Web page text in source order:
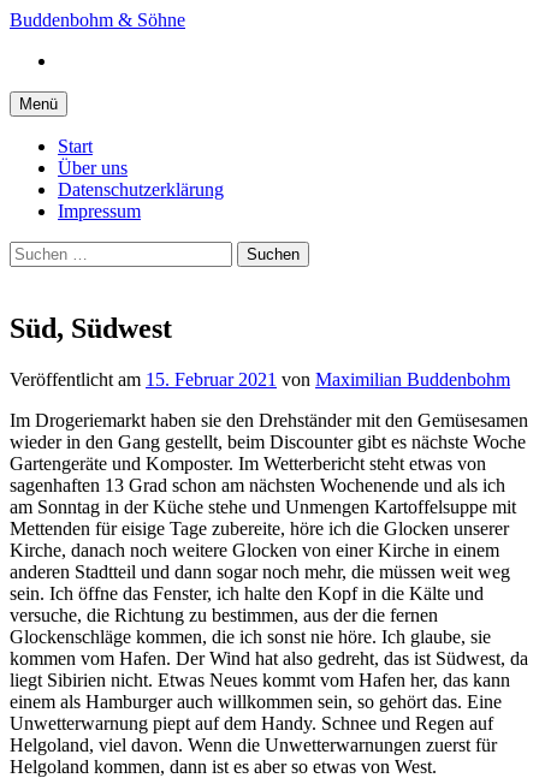
Springe
Inhalt
Buddenbohm & Söhne
Menü
Start
Über uns
Datenschutzerklärung
Impressum
Suchen
nach:
Süd, Südwest
Veröffentlicht am 15. Februar 2021 von Maximilian Buddenbohm
Im Drogeriemarkt haben sie den Drehständer mit den Gemüsesamen
wieder in den Gang gestellt, beim Discounter gibt es nächste Woche
Gartengeräte und Komposter. Im Wetterbericht steht etwas von
sagenhaften 13 Grad schon am nächsten Wochenende und als ich
am Sonntag in der Küche stehe und Unmengen Kartoffelsuppe mit
Mettenden für eisige Tage zubereite, höre ich die Glocken unserer
Kirche, danach noch weitere Glocken von einer Kirche in einem
anderen Stadtteil und dann sogar noch mehr, die müssen weit weg
sein. Ich öffne das Fenster, ich halte den Kopf in die Kälte und
versuche, die Richtung zu bestimmen, aus der die fernen
Glockenschläge kommen, die ich sonst nie höre. Ich glaube, sie
kommen vom Hafen. Der Wind hat also gedreht, das ist Südwest, da
liegt Sibirien nicht. Etwas Neues kommt vom Hafen her, das kann
einem als Hamburger auch willkommen sein, so gehört das. Eine
Unwetterwarnung piept auf dem Handy. Schnee und Regen auf
Helgoland, viel davon. Wenn die Unwetterwarnungen zuerst für
Helgoland kommen, dann ist es aber so etwas von West.